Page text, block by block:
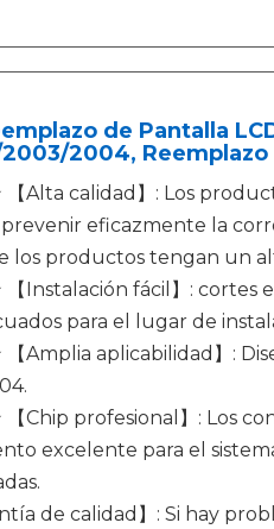
de Pantalla
2004,
Alta calidad】: Los
eficazmente la
los productos tengan un
Instalación fácil】: cortes
para el lugar de
Amplia aplicabilidad】:
Chip profesional】: Los
excelente para el
de calidad】: Si hay